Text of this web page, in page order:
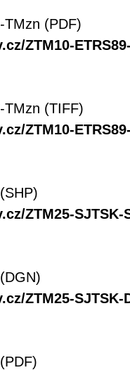
TMzn (PDF)
ZTM10-
TMzn (TIFF)
ZTM10-
ZTM25-SJTSK-
ZTM25-SJTSK-